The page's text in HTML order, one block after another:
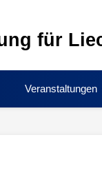
für
Veranstaltungen